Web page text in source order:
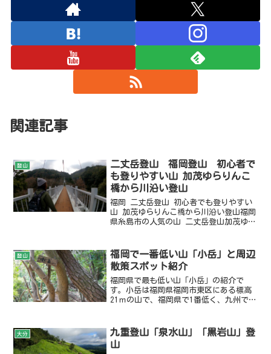
関連記事
登山
二丈岳登山 福岡登山 初心者で
も登りやすい山 加茂ゆらりんこ
橋から川沿い登山
福岡 二丈岳登山 初心者でも登りやすい
山 加茂ゆらりんこ橋から川沿い登山福岡
県糸島市の人気の山 二丈岳登山加茂ゆら
る山
登山
福岡で一番低い山「小岳」と周辺
散策スポット紹介
福岡県で最も低い山「小岳」の紹介で
す。小岳は福岡県福岡市東区にある標高
21ｍの山で、福岡県で1番低く、九州でも
すが、近くに「大岳」という標高41mの低
山や海沿いを散策できる道もあるため、
そちらも合わせて紹介します。
大分
九重登山「泉水山」「黒岩山」登
山